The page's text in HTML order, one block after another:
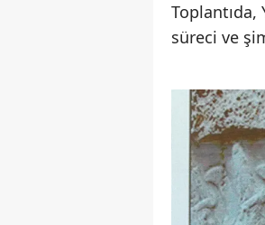
Toplantıda,
süreci ve